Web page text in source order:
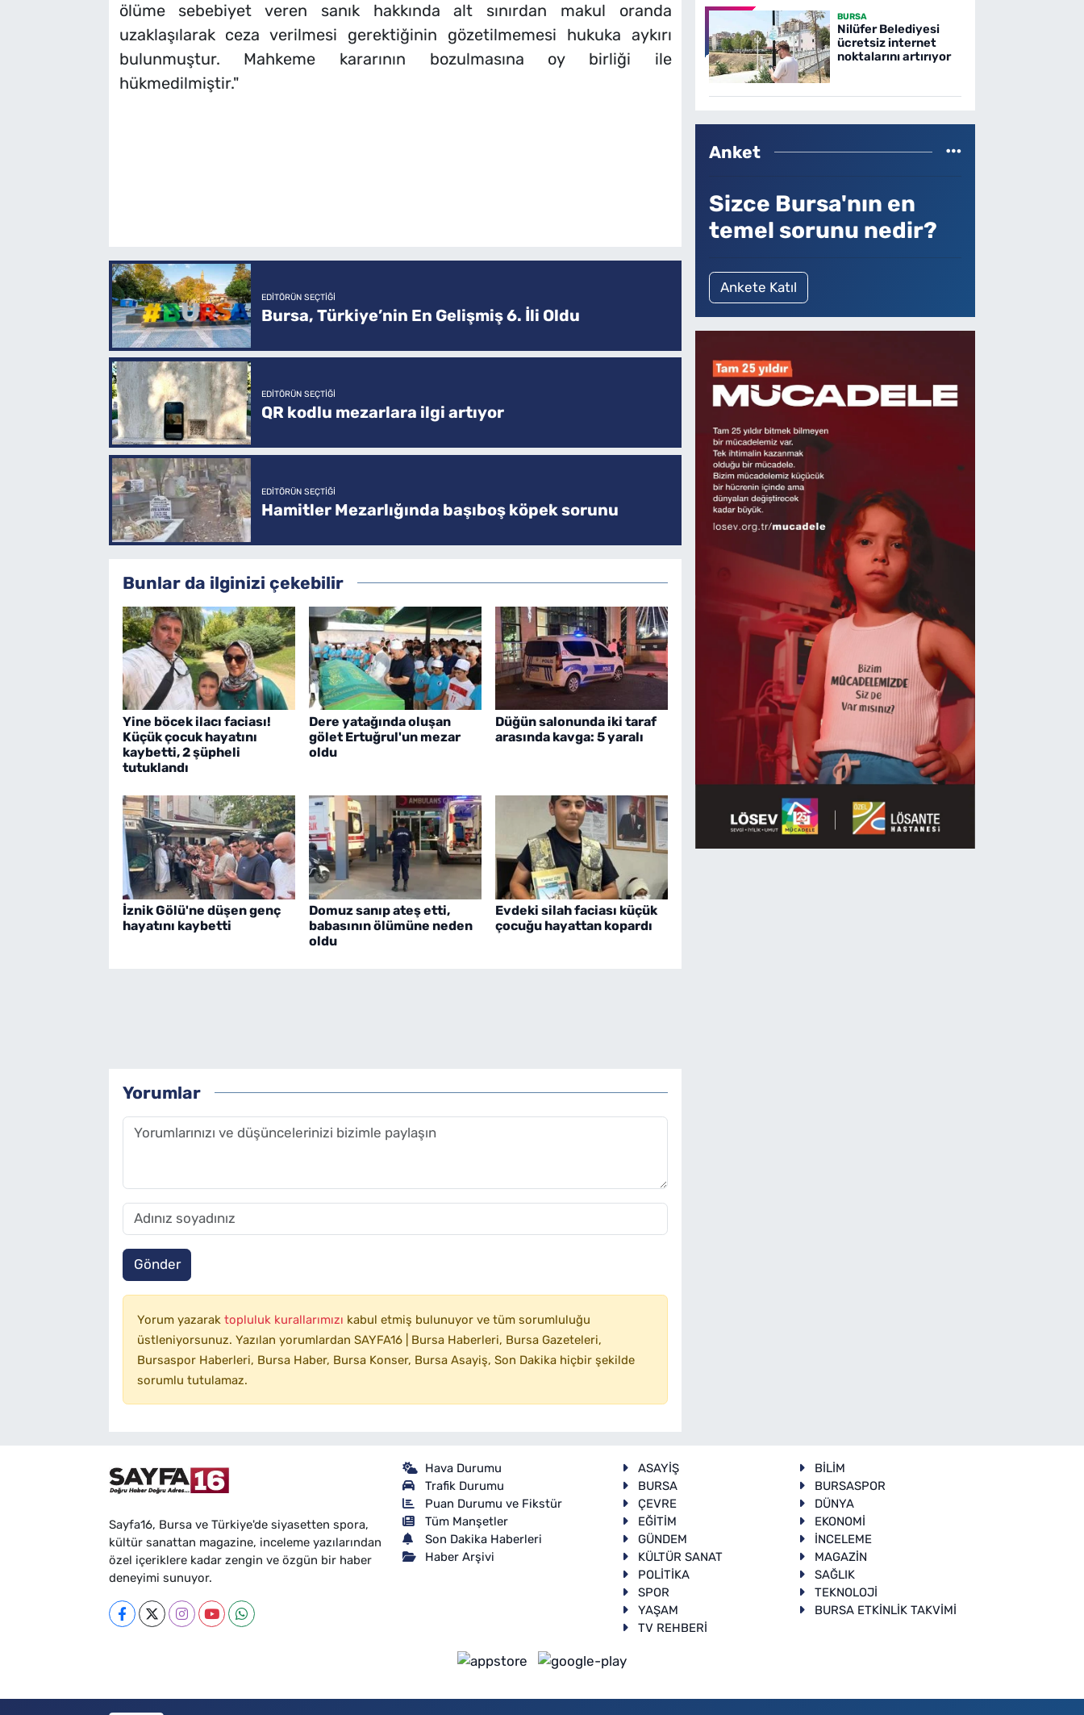
ölüme sebebiyet veren sanık hakkında alt sınırdan makul oranda
uzaklaşılarak ceza verilmesi gerektiğinin gözetilmemesi hukuka aykırı
bulunmuştur. Mahkeme kararının bozulmasına oy birliği ile
hükmedilmiştir."
EDITÖRÜN SEÇTIĞI
Bursa, Türkiye’nin En Gelişmiş 6. İli Oldu
EDITÖRÜN SEÇTIĞI
QR kodlu mezarlara ilgi artıyor
EDITÖRÜN SEÇTIĞI
Hamitler Mezarlığında başıboş köpek sorunu
Bunlar da ilginizi çekebilir
Yine böcek ilacı faciası!
Küçük çocuk hayatını
kaybetti, 2 şüpheli
tutuklandı
Dere yatağında oluşan
gölet Ertuğrul'un mezar
oldu
Düğün salonunda iki taraf
arasında kavga: 5 yaralı
İznik Gölü'ne düşen genç
hayatını kaybetti
Domuz sanıp ateş etti,
babasının ölümüne neden
oldu
Evdeki silah faciası küçük
çocuğu hayattan kopardı
Yorumlar
Gönder
Yorum yazarak topluluk kurallarımızı kabul etmiş bulunuyor ve tüm sorumluluğu
üstleniyorsunuz. Yazılan yorumlardan SAYFA16 | Bursa Haberleri, Bursa Gazeteleri,
Bursaspor Haberleri, Bursa Haber, Bursa Konser, Bursa Asayiş, Son Dakika hiçbir şekilde
sorumlu tutulamaz.
BURSA
Nilüfer Belediyesi
ücretsiz internet
noktalarını artırıyor
Anket
Sizce Bursa'nın en
temel sorunu nedir?
Ankete Katıl
Sayfa16, Bursa ve Türkiye'de siyasetten spora,
kültür sanattan magazine, inceleme yazılarından
özel içeriklere kadar zengin ve özgün bir haber
deneyimi sunuyor.
Hava Durumu
Trafik Durumu
Puan Durumu ve Fikstür
Tüm Manşetler
Son Dakika Haberleri
Haber Arşivi
ASAYİŞ
BİLİM
BURSA
BURSASPOR
ÇEVRE
DÜNYA
EĞİTİM
EKONOMİ
GÜNDEM
İNCELEME
KÜLTÜR SANAT
MAGAZİN
POLİTİKA
SAĞLIK
SPOR
TEKNOLOJİ
YAŞAM
BURSA ETKİNLİK TAKVİMİ
TV REHBERİ